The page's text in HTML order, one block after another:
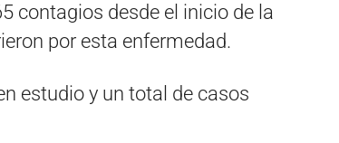
contagios desde el inicio de la
por esta enfermedad.
estudio y un total de casos